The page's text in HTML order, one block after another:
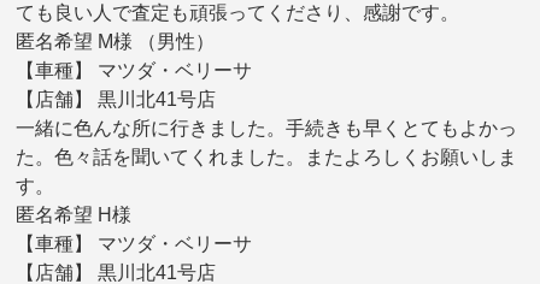
ても良い人で査定も頑張ってくださり、感謝です。
匿名希望 M様 （男性）
【車種】 マツダ・ベリーサ
【店舗】 黒川北41号店
一緒に色んな所に行きました。手続きも早くとてもよかっ
た。色々話を聞いてくれました。またよろしくお願いしま
す。
匿名希望 H様
【車種】 マツダ・ベリーサ
【店舗】 黒川北41号店